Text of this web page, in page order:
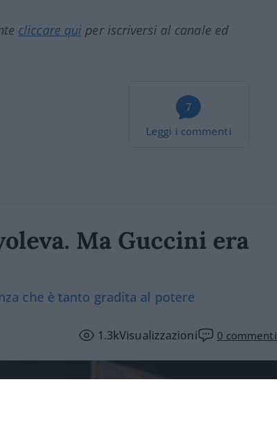
cliccare qui per iscriversi al canale ed
7
Leggi i commenti
Ma Guccini era
che è tanto gradita al potere
1.3kVisualizzazioni 0 commenti